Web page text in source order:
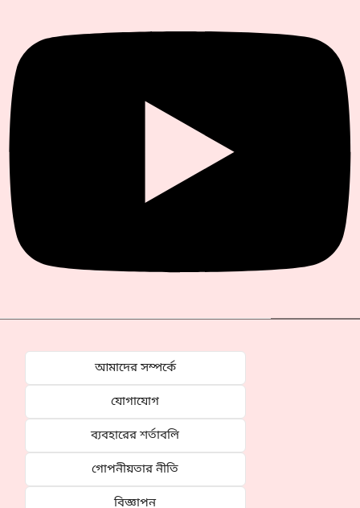
আমাদের সম্পর্কে
যোগাযোগ
ব্যবহারের শর্তাবলি
গোপনীয়তার নীতি
বিজ্ঞাপন